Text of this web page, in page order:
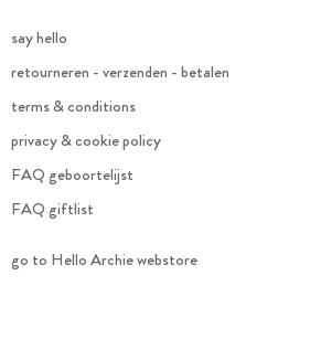
say hello
retourneren - verzenden - betalen
terms & conditions
privacy & cookie policy
FAQ geboortelijst
FAQ giftlist
go to Hello Archie webstore